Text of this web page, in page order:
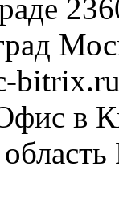
в